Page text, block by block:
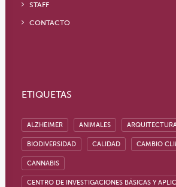
STAFF
CONTACTO
ETIQUETAS
ALZHEIMER ANIMALES
BIODIVERSIDAD CALIDAD CAMBIO
CANNABIS
CENTRO DE INVESTIGACIONES BÁSICAS Y